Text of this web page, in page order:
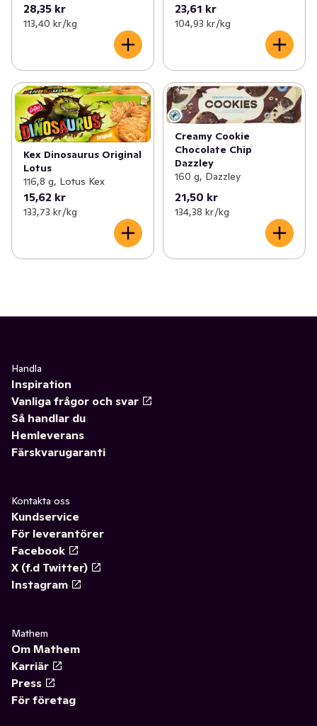
28,35 kr
113,40 kr /kg
23,61 kr
104,93 kr /kg
Kex Dinosaurus Original
Lotus
116,8 g, Lotus Kex
15,62 kr
133,73 kr /kg
Creamy Cookie
Chocolate Chip
Dazzley
160 g, Dazzley
21,50 kr
134,38 kr /kg
Handla
Inspiration
Vanliga frågor och svar
Så handlar du
Hemleverans
Färskvarugaranti
Kontakta oss
Kundservice
För leverantörer
Facebook
X (f.d Twitter)
Instagram
Mathem
Om Mathem
Karriär
Press
För företag